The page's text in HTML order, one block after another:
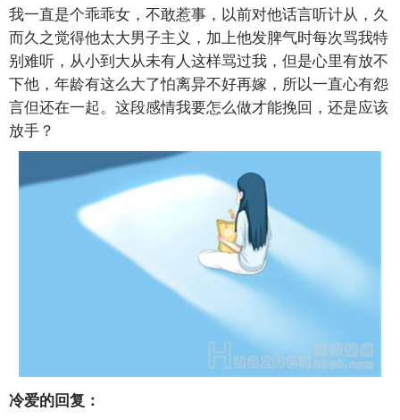
我一直是个乖乖女，不敢惹事，以前对他话言听计从，久
而久之觉得他太大男子主义，加上他发脾气时每次骂我特
别难听，从小到大从未有人这样骂过我，但是心里有放不
下他，年龄有这么大了怕离异不好再嫁，所以一直心有怨
言但还在一起。这段感情我要怎么做才能挽回，还是应该
放手？
冷爱的回复：